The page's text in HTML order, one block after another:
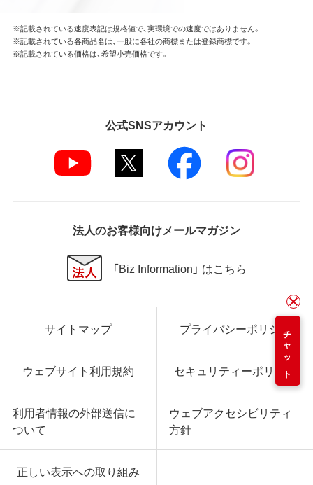
チャット
※記載されている速度表記は規格値で、実環境での速度ではありません。
※記載されている各商品名は、一般に各社の商標または登録商標です。
※記載されている価格は、希望小売価格です。
公式SNSアカウント
法人のお客様向けメールマガジン
「Biz Information」 はこちら
サイトマップ プライバシーポリシー
ウェブサイト利用規約 セキュリティーポリシー
利用者情報の外部送信に
ついて
ウェブアクセシビリティ
方針
正しい表示への取り組み